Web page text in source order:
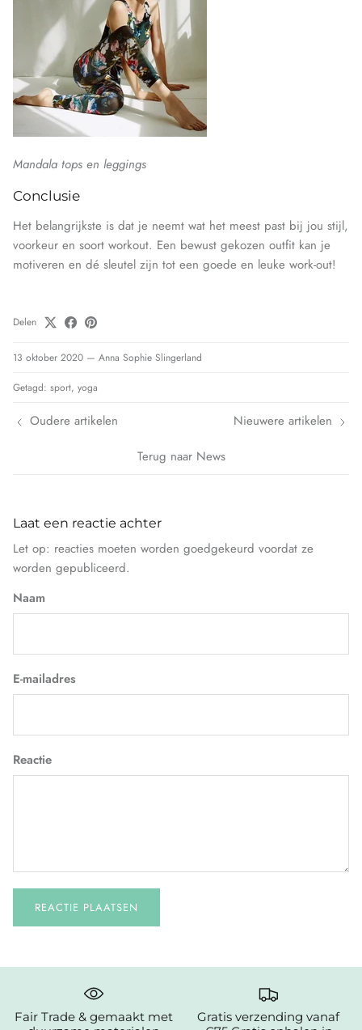
Mandala tops en leggings
Conclusie
Het belangrijkste is dat je neemt wat het meest past bij jou stijl,
voorkeur en soort workout. Een bewust gekozen outfit kan je
motiveren en dé sleutel zijn tot een goede en leuke work-out!
Delen
13 oktober 2020 — Anna Sophie Slingerland
Getagd: sport yoga
Oudere artikelen
Terug naar News
Nieuwere artikelen
Laat een reactie achter
Let op: reacties moeten worden goedgekeurd voordat ze
worden gepubliceerd.
Naam
E-mailadres
Reactie
REACTIE PLAATSEN
Fair Trade & gemaakt met
Gratis verzending vanaf